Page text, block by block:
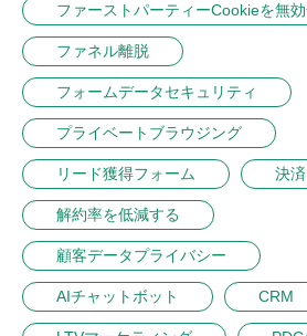
ファーストパーティーCookieを無
ファネル離脱
フォームデータセキュリティ
プライベートブラウジング
リード獲得フォーム 決
解約率を低減する
顧客データプライバシー
AIチャットボット CRM